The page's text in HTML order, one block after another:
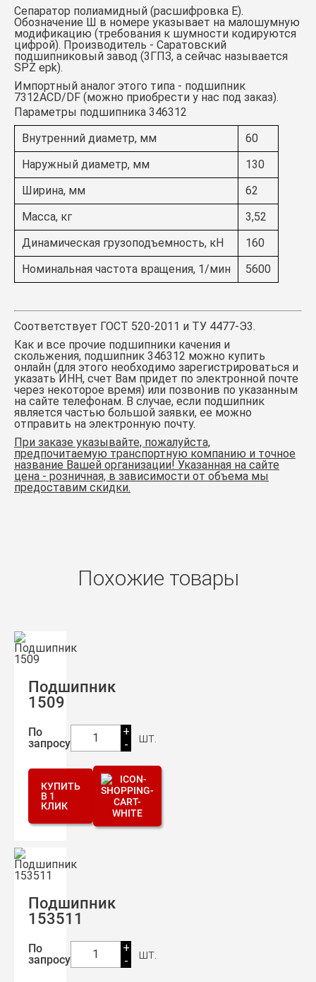
Сепаратор полиамидный (расшифровка Е).
Обозначение Ш в номере указывает на малошумную
модификацию (требования к шумности кодируются
цифрой). Производитель - Саратовский
подшипниковый завод (3ГПЗ, а сейчас называется
SPZ epk).
Импортный аналог этого типа - подшипник
7312АCD/DF (можно приобрести у нас под заказ).
Параметры подшипника 346312
Внутренний диаметр, мм
60
Наружный диаметр, мм
130
Ширина, мм
62
Масса, кг
3,52
Динамическая грузоподъемность, кН
160
Номинальная частота вращения, 1/мин
5600
Соответствует ГОСТ 520-2011 и ТУ 4477-Э3.
Как и все прочие подшипники качения и
скольжения, подшипник 346312 можно купить
онлайн (для этого необходимо зарегистрироваться и
указать ИНН, счет Вам придет по электронной почте
через некоторое время) или позвонив по указанным
на сайте телефонам. В случае, если подшипник
является частью большой заявки, ее можно
отправить на электронную почту.
При заказе указывайте, пожалуйста,
предпочитаемую транспортную компанию и точное
название Вашей организации! Указанная на сайте
цена - розничная, в зависимости от объема мы
предоставим скидки.
Похожие товары
Подшипник
1509
По
запросу
1
+
-
шт.
КУПИТЬ
В 1
КЛИК
Подшипник
153511
По
запросу
1
+
-
шт.